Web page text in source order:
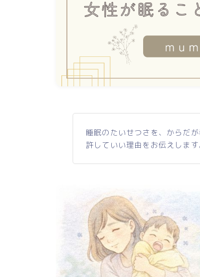
睡眠のたいせつさを、からだ
許していい理由をお伝えします